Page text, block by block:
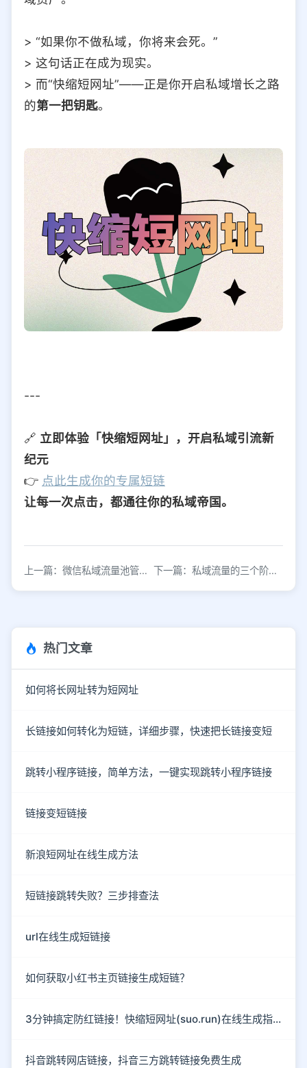
> “如果你不做私域，你将来会死。”
> 这句话正在成为现实。
> 而“快缩短网址”——正是你开启私域增长之路
的第一把钥匙。
---
🔗 立即体验「快缩短网址」，开启私域引流新
纪元
👉 点此生成你的专属短链
让每一次点击，都通往你的私域帝国。
上一篇：微信私域流量池管理与获客工具应用 下一篇：私域流量的三个阶段：沉淀、运营与转化
热门文章
如何将长网址转为短网址
长链接如何转化为短链，详细步骤，快速把长链接变短
跳转小程序链接，简单方法，一键实现跳转小程序链接
链接变短链接
新浪短网址在线生成方法
短链接跳转失败？三步排查法
url在线生成短链接
如何获取小红书主页链接生成短链？
3分钟搞定防红链接！快缩短网址(suo.run)在线生成指南
抖音跳转网店链接，抖音三方跳转链接免费生成